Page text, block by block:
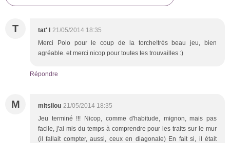
T tat' l 21/05/2014 18:35
Merci Polo pour le coup de la torche!très beau jeu, bien
agréable. et merci nicop pour toutes tes trouvailles :)
Répondre
M mitsilou 21/05/2014 18:35
Jeu terminé !!! Nicop, comme d'habitude, mignon, mais pas
facile, j'ai mis du temps à comprendre pour les traits sur le mur
(il fallait compter, aussi, ceux en diagonale) En fait si, il était